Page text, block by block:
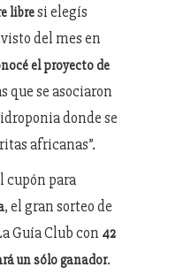
libresi elegís
del mes en
el proyecto de
que se asociaron
donde se
africanas”.
cupón para
, el gran sorteo de
Guía Club con 42
un sólo ganador.